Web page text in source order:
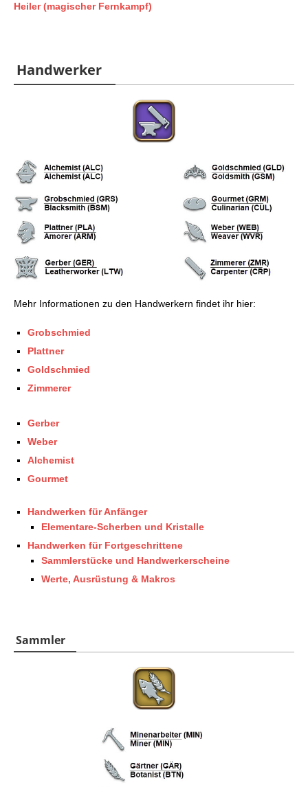
Heiler (magischer Fernkampf)
Handwerker
Mehr Informationen zu den Handwerkern findet ihr hier:
Grobschmied
Plattner
Goldschmied
Zimmerer
Gerber
Weber
Alchemist
Gourmet
Handwerken für Anfänger
Elementare-Scherben und Kristalle
Handwerken für Fortgeschrittene
Sammlerstücke und Handwerkerscheine
Werte, Ausrüstung & Makros
Sammler